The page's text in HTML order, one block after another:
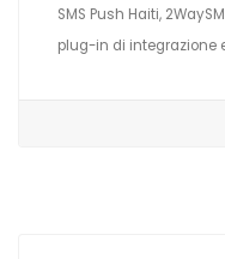
SMS Push Haiti,
plug-in di integrazione